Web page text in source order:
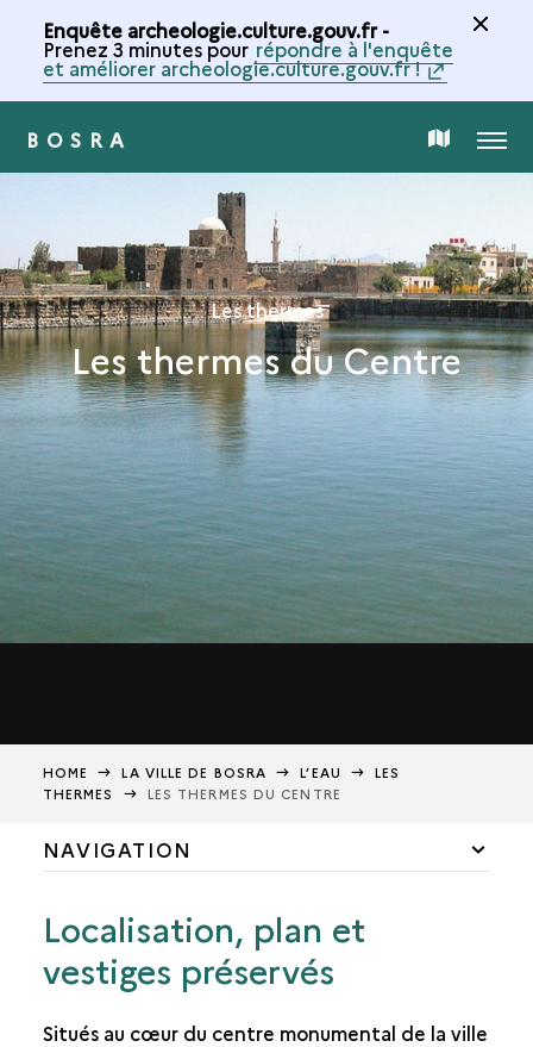
Enquête archeologie.culture.gouv.fr -
Prenez 3 minutes pour répondre à l'enquête
et améliorer archeologie.culture.gouv.fr !
BOSRA CARTE
LA
COLLECTION
MENU
Les thermes
Les thermes du Centre
HOME LA VILLE DE BOSRA L’EAU
LES
THERMES
LES THERMES DU CENTRE
NAVIGATION
LE CANAL «31»
L’AQUEDUC
LES RÉSERVOIRS
Localisation, plan et
vestiges préservés
Situés au cœur du centre monumental de la ville